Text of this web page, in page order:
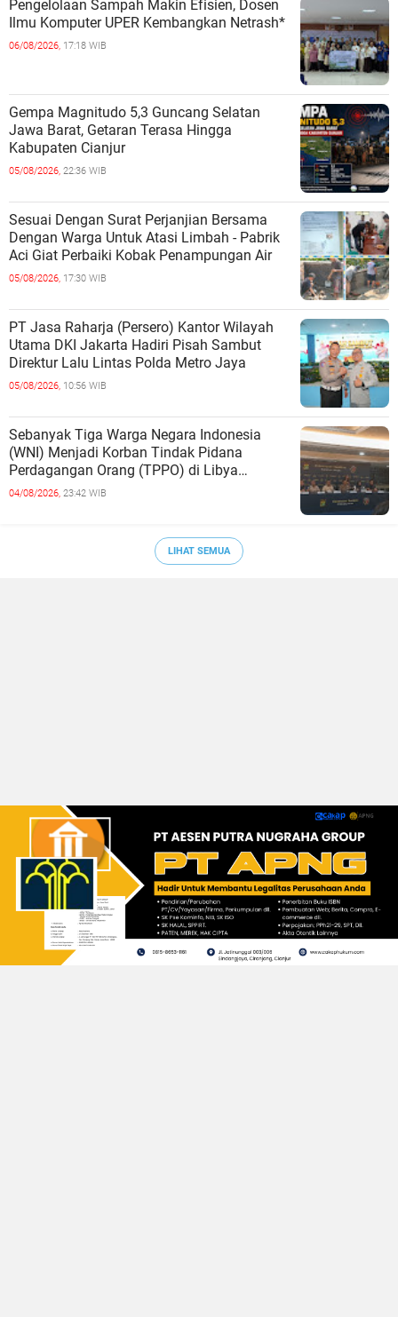
Pengelolaan Sampah Makin Efisien, Dosen
Ilmu Komputer UPER Kembangkan Netrash*
06/08/2026, 17:18 WIB
Gempa Magnitudo 5,3 Guncang Selatan
Jawa Barat, Getaran Terasa Hingga
Kabupaten Cianjur
05/08/2026, 22:36 WIB
Sesuai Dengan Surat Perjanjian Bersama
Dengan Warga Untuk Atasi Limbah - Pabrik
Aci Giat Perbaiki Kobak Penampungan Air
05/08/2026, 17:30 WIB
PT Jasa Raharja (Persero) Kantor Wilayah
Utama DKI Jakarta Hadiri Pisah Sambut
Direktur Lalu Lintas Polda Metro Jaya
05/08/2026, 10:56 WIB
Sebanyak Tiga Warga Negara Indonesia
(WNI) Menjadi Korban Tindak Pidana
Perdagangan Orang (TPPO) di Libya
Berhasil Dipulangkan Ke - Indonesia. Mereka
04/08/2026, 23:42 WIB
LIHAT SEMUA